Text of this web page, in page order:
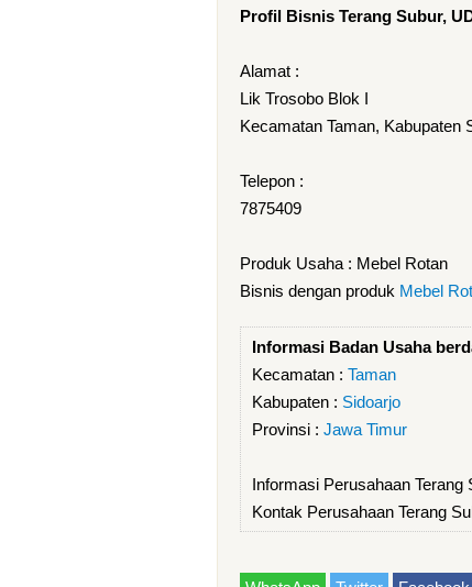
Profil Bisnis Terang Subur,
Alamat :
Lik Trosobo Blok I
Kecamatan Taman, Kabupaten
Telepon :
7875409
Produk Usaha : Mebel Rotan
Bisnis dengan produk Mebel
Informasi Badan Usaha
Kecamatan : Taman
Kabupaten : Sidoarjo
Provinsi : Jawa Timur
Informasi Perusahaan Terang
Kontak Perusahaan Terang